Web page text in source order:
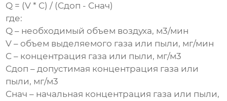
Q = (V * C) / (Cдоп - Cнач)
где:
Q – необходимый объем воздуха, м3/мин
V – объем выделяемого газа или пыли, мг/мин
C – концентрация газа или пыли, мг/м3
Cдоп – допустимая концентрация газа или
пыли, мг/м3
Cнач – начальная концентрация газа или пыли,